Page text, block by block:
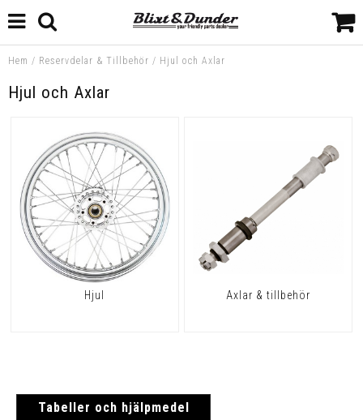
Hem / Reservdelar & Tillbehör / Hjul och Axlar
Hjul och Axlar
Hjul Axlar & tillbehör
Tabeller och hjälpmedel